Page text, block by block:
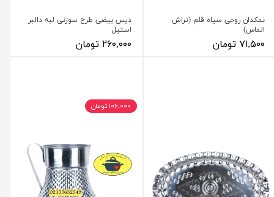
نمکدان روحی سیاه قلم (تراش
الماس)
۷۱,۵۰۰ تومان
دیس بیضی طرح سوزنی لبه دالبر
استیل
۲۶۰,۰۰۰ تومان
۱۰۶,۰۰۰ تومان